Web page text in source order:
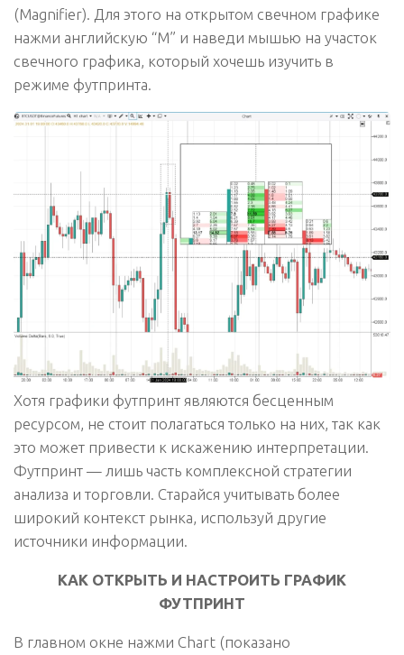
(Magnifier). Для этого на открытом свечном графике
нажми английскую “M” и наведи мышью на участок
свечного графика, который хочешь изучить в
режиме футпринта.
Хотя графики футпринт являются бесценным
ресурсом, не стоит полагаться только на них, так как
это может привести к искажению интерпретации.
Футпринт — лишь часть комплексной стратегии
анализа и торговли. Старайся учитывать более
широкий контекст рынка, используй другие
источники информации.
КАК ОТКРЫТЬ И НАСТРОИТЬ ГРАФИК
ФУТПРИНТ
В главном окне нажми Chart (показано